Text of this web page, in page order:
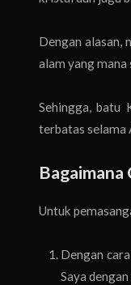
Dengan alasan,
alam yang
Sehingga, batu
terbatas selama
Untuk
Dengan
Saya